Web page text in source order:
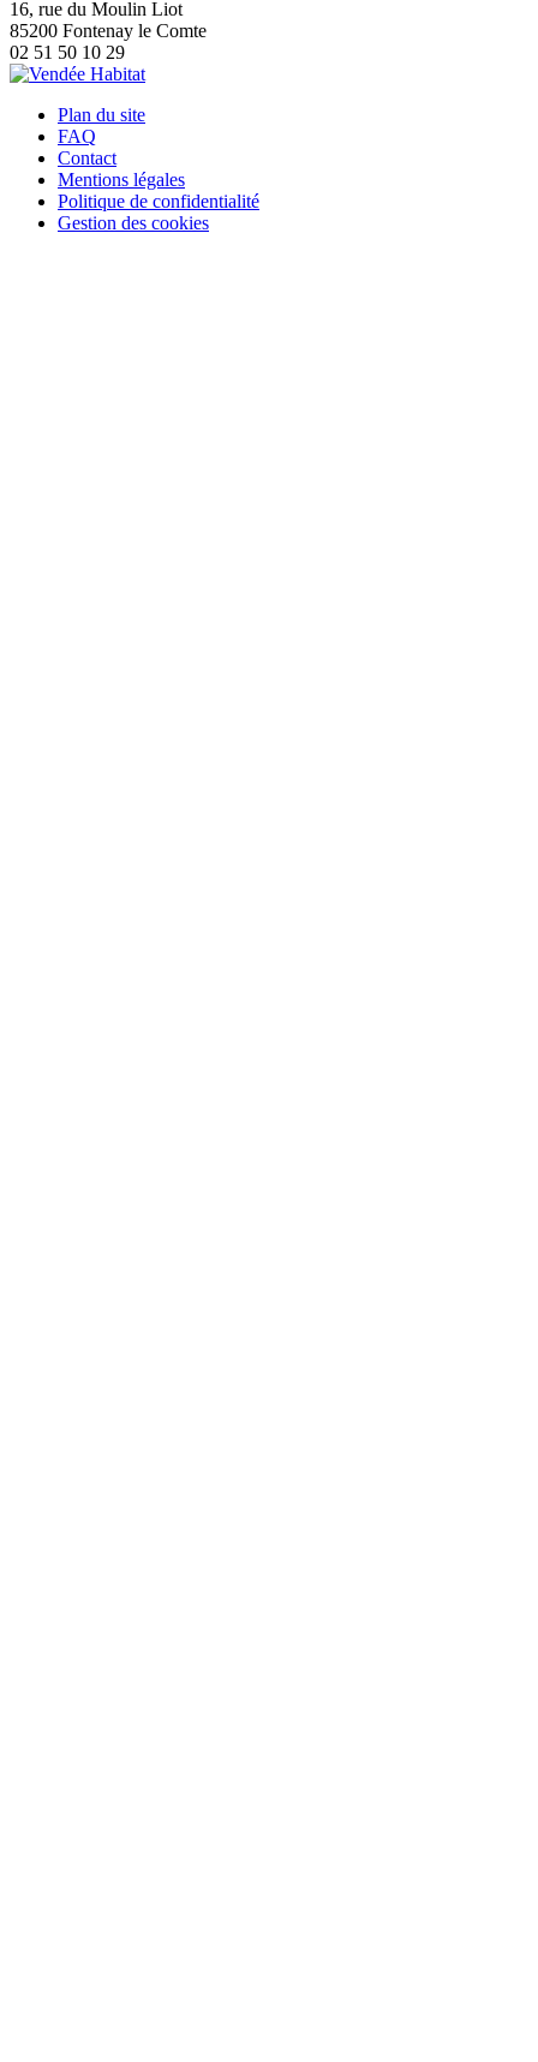
16, rue du Moulin Liot
85200 Fontenay le Comte
02 51 50 10 29
Plan du site
FAQ
Contact
Mentions légales
Politique de confidentialité
Gestion des cookies